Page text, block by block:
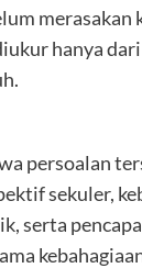
hanya
persoalan
sekuler,
serta